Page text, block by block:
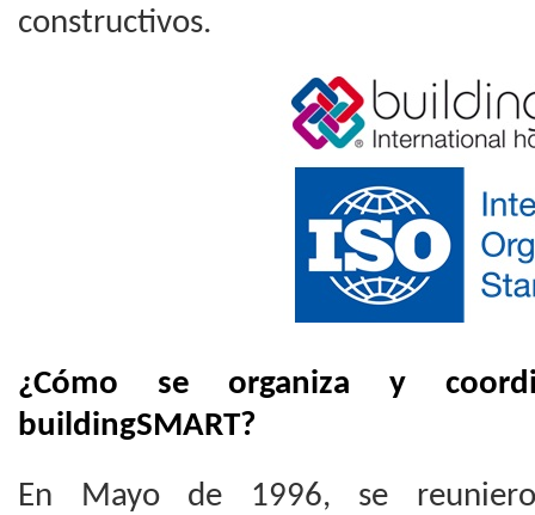
constructivos.
¿Cómo se organiza y
buildingSMART?
En Mayo de 1996, se